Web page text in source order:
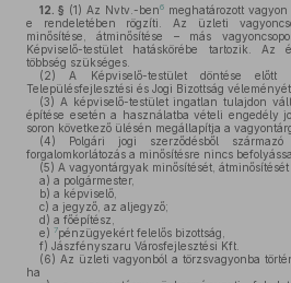
12. § (1) Az Nvtv.-ben6 meghatározott
e rendeletében rögzíti. Az üzleti
minősítése, átminősítése – más
Képviselő-testület hatáskörébe tartozik. Az
többség szükséges.
(2) A Képviselő-testület döntése
Településfejlesztési és Jogi Bizottság véleményét.
(3) A képviselő-testület ingatlan tulajdon
építése esetén a használatba vételi engedély
soron következő ülésén megállapítja a
(4) Polgári jogi szerződésből
forgalomkorlátozás a minősítésre nincs
(5) A vagyontárgyak minősítését,
a) a polgármester,
b) a képviselő,
c) a jegyző, az aljegyző;
d) a főépítész,
e) 7pénzügyekért felelős bizottság,
f) Jászfényszaru Városfejlesztési Kft.
(6) Az üzleti vagyonból a törzsvagyonba
ha